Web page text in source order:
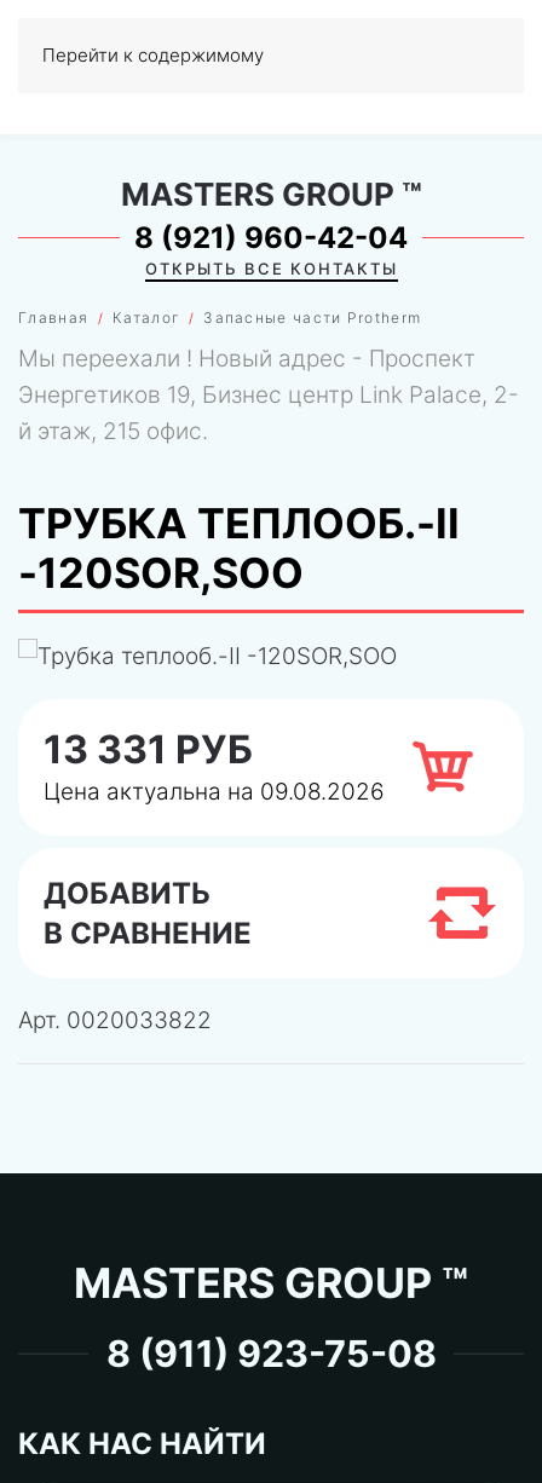
Перейти к содержимому
0
Главная Каталог Запасные части Protherm
MASTERS GROUP ™
8 (921) 960-42-04
ОТКРЫТЬ ВСЕ КОНТАКТЫ
Мы переехали ! Новый адрес - Проспект
Энергетиков 19, Бизнес центр Link Palace, 2-
й этаж, 215 офис.
ТРУБКА ТЕПЛООБ.-II
-120SOR,SOO
13 331 РУБ
Цена актуальна на 09.08.2026
ДОБАВИТЬ
В СРАВНЕНИЕ
Арт. 0020033822
MASTERS GROUP ™
8 (911) 923-75-08
КАК НАС НАЙТИ